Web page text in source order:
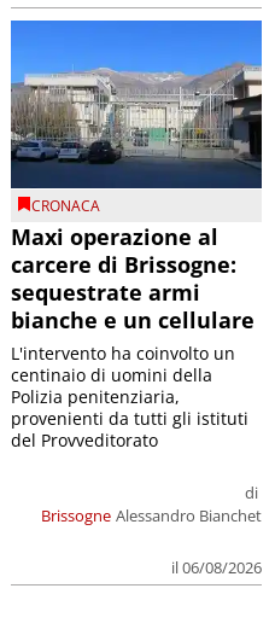
CRONACA
Maxi operazione al
carcere di Brissogne:
sequestrate armi
bianche e un cellulare
Brissogne
di
Alessandro Bianchet
il 06/08/2026
L'intervento ha coinvolto un
centinaio di uomini della
Polizia penitenziaria,
provenienti da tutti gli istituti
del Provveditorato